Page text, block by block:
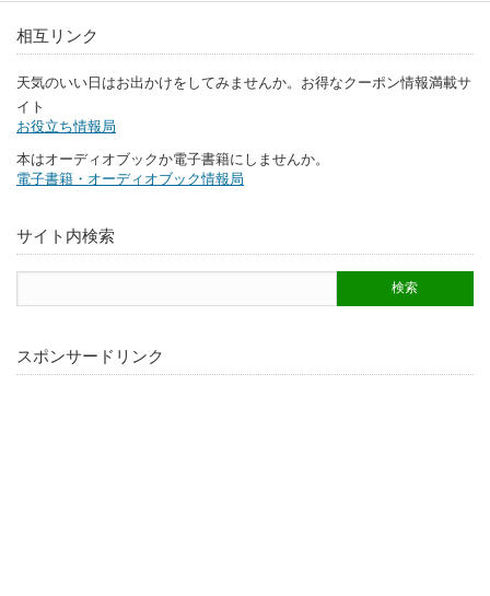
相互リンク
天気のいい日はお出かけをしてみませんか。お得なクーポン情報満載サ
イト
お役立ち情報局
本はオーディオブックか電子書籍にしませんか。
電子書籍・オーディオブック情報局
サイト内検索
スポンサードリンク